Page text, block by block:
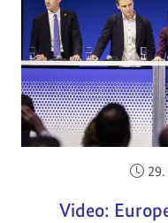
Video: